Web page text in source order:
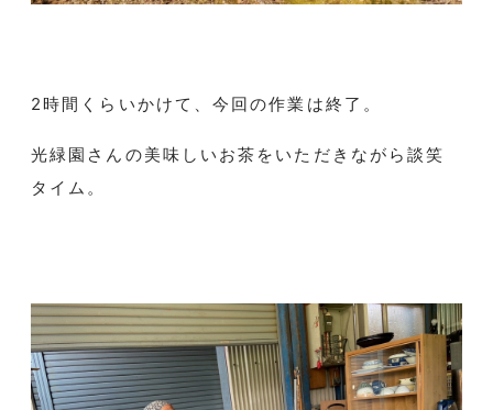
2時間くらいかけて、今回の作業は終了。
光緑園さんの美味しいお茶をいただきながら談笑
タイム。